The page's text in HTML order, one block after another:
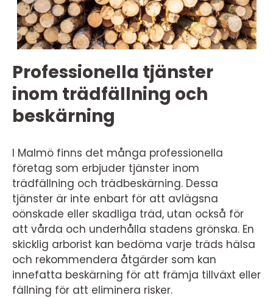
Professionella tjänster
inom trädfällning och
beskärning
I Malmö finns det många professionella
företag som erbjuder tjänster inom
trädfällning och trädbeskärning. Dessa
tjänster är inte enbart för att avlägsna
oönskade eller skadliga träd, utan också för
att vårda och underhålla stadens grönska. En
skicklig arborist kan bedöma varje träds hälsa
och rekommendera åtgärder som kan
innefatta beskärning för att främja tillväxt eller
fällning för att eliminera risker.